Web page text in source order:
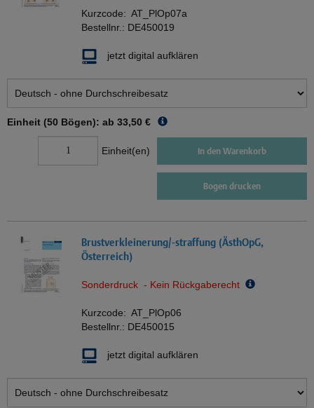
Kurzcode: AT_PlOp07a
Bestellnr.: DE450019
jetzt digital aufklären
Einheit (50 Bögen): ab 33,50 €
Einheit(en) In den Warenkorb
Bogen drucken
Brustverkleinerung/-straffung (ÄsthOpG,
Österreich)
Sonderdruck - Kein Rückgaberecht
Kurzcode: AT_PlOp06
Bestellnr.: DE450015
jetzt digital aufklären